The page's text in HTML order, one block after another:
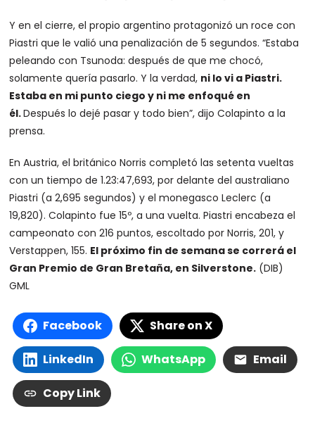
Y en el cierre, el propio argentino protagonizó un roce con
Piastri que le valió una penalización de 5 segundos. “Estaba
peleando con Tsunoda: después de que me chocó,
solamente quería pasarlo. Y la verdad, ni lo vi a Piastri.
Estaba en mi punto ciego y ni me enfoqué en
él.Después lo dejé pasar y todo bien”, dijo Colapinto a la
prensa.
En Austria, el británico Norris completó las setenta vueltas
con un tiempo de 1.23:47,693, por delante del australiano
Piastri (a 2,695 segundos) y el monegasco Leclerc (a
19,820). Colapinto fue 15º, a una vuelta. Piastri encabeza el
campeonato con 216 puntos, escoltado por Norris, 201, y
Verstappen, 155. El próximo fin de semana se correrá el
Gran Premio de Gran Bretaña, en Silverstone. (DIB)
GML
Facebook Share on X
LinkedIn WhatsApp Email
Copy Link